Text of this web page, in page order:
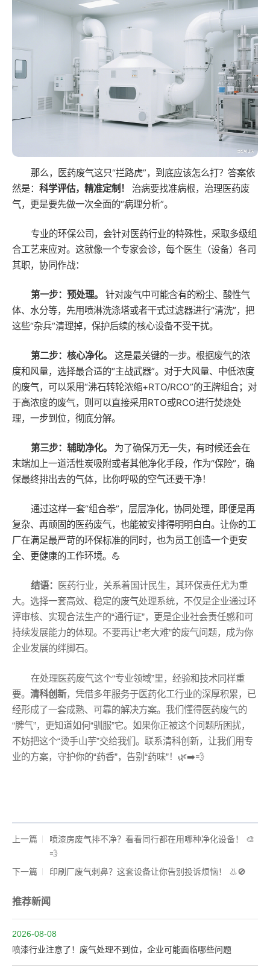
那么，医药废气这只“拦路虎”，到底应该怎么打？答案依
然是： 科学评估，精准定制！
治病要找准病根，治理医药废
气，更是要先做一次全面的“病理分析”。
专业的环保公司，会针对医药行业的特殊性，采取多级组
合工艺来应对。这就像一个专家会诊，每个医生（设备）各司
其职，协同作战：
第一步：预处理。
针对废气中可能含有的粉尘、酸性气
体、水分等，先用喷淋洗涤塔或者干式过滤器进行“清洗”，把
这些“杂兵”清理掉，保护后续的核心设备不受干扰。
第二步：核心净化。
这是最关键的一步。根据废气的浓
度和风量，选择最合适的“主战武器”。对于大风量、中低浓度
的废气，可以采用“沸石转轮浓缩+RTO/RCO”的王牌组合；对
于高浓度的废气，则可以直接采用RTO或RCO进行焚烧处
理，一步到位，彻底分解。
第三步：辅助净化。
为了确保万无一失，有时候还会在
末端加上一道活性炭吸附或者其他净化手段，作为“保险”，确
保最终排出去的气体，比你呼吸的空气还要干净！
通过这样一套“组合拳”，层层净化，协同处理，即便是再
复杂、再顽固的医药废气，也能被安排得明明白白。让你的工
厂在满足最严苛的环保标准的同时，也为员工创造一个更安
全、更健康的工作环境。💪
结语：
医药行业，关系着国计民生，其环保责任尤为重
大。选择一套高效、稳定的废气处理系统，不仅是企业通过环
评审核、实现合法生产的“通行证”，更是企业社会责任感和可
持续发展能力的体现。不要再让“老大难”的废气问题，成为你
企业发展的绊脚石。
在处理医药废气这个“专业领域”里，经验和技术同样重
要。 清科创新，凭借多年服务于医药化工行业的深厚积累，已
经形成了一套成熟、可靠的解决方案。我们懂得医药废气的
“脾气”，更知道如何“驯服”它。如果你正被这个问题所困扰，
不妨把这个“烫手山芋”交给我们。联系清科创新，让我们用专
业的方案，守护你的“药香”，告别“药味”！🌿➡️💨
上一篇
喷漆房废气排不净？看看同行都在用哪种净化设备！ 🎨
💨
下一篇
印刷厂废气刺鼻？这套设备让你告别投诉烦恼！ 👃🚫
推荐新闻
2026-08-08
喷漆行业注意了！废气处理不到位，企业可能面临哪些问题